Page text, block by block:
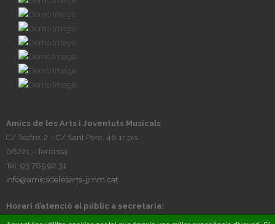
Amics de les Arts i Joventuts Musicals
C/ Teatre, 2 – C/ Sant Pere, 46 1r pis
08221 – Terrassa
Tel: 93 785 92 31
info@amicsdelesarts-jjmm.cat
Horari d’atenció al públic a secretaria:
Tardes, de dilluns a divendres, de 17h a 20h